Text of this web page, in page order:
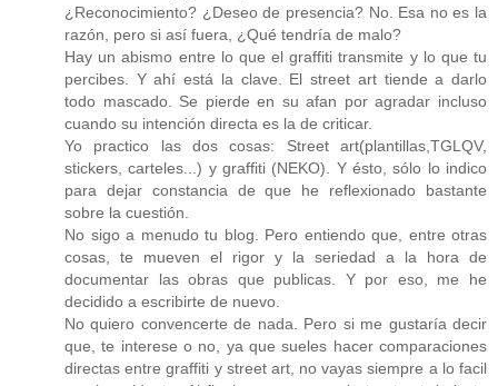
¿Reconocimiento? ¿Deseo de presencia? No. Esa no es la
razón, pero si así fuera, ¿Qué tendría de malo?
Hay un abismo entre lo que el graffiti transmite y lo que tu
percibes. Y ahí está la clave. El street art tiende a darlo
todo mascado. Se pierde en su afan por agradar incluso
cuando su intención directa es la de criticar.
Yo practico las dos cosas: Street art(plantillas,TGLQV,
stickers, carteles...) y graffiti (NEKO). Y ésto, sólo lo indico
para dejar constancia de que he reflexionado bastante
sobre la cuestión.
No sigo a menudo tu blog. Pero entiendo que, entre otras
cosas, te mueven el rigor y la seriedad a la hora de
documentar las obras que publicas. Y por eso, me he
decidido a escribirte de nuevo.
No quiero convencerte de nada. Pero si me gustaría decir
que, te interese o no, ya que sueles hacer comparaciones
directas entre graffiti y street art, no vayas siempre a lo facil